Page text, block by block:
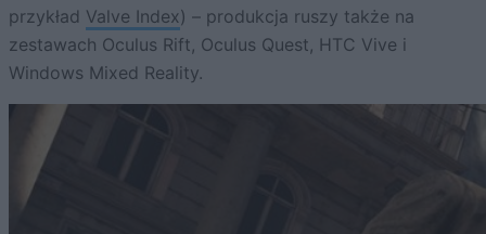
przykład Valve Index) – produkcja ruszy także na
zestawach Oculus Rift, Oculus Quest, HTC Vive i
Windows Mixed Reality.